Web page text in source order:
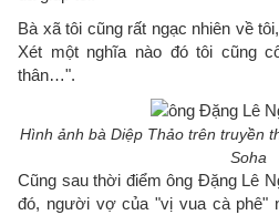
Bà xã tôi cũng rất ngạc nhiên về
Xét một nghĩa nào đó tôi cũng
thân…".
Hình ảnh bà Diệp Thảo trên truyền
Soha
Cũng sau thời điểm ông Đặng Lê
đó, người vợ của "vị vua cà phê"